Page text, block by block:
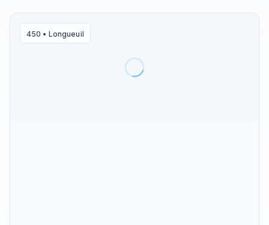
450 • Longueuil